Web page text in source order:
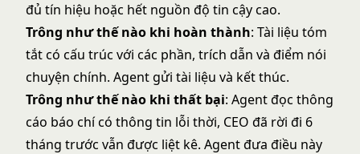
đủ tín hiệu hoặc hết nguồn độ tin cậy cao.
Trông như thế nào khi hoàn thành: Tài liệu tóm
tắt có cấu trúc với các phần, trích dẫn và điểm nói
chuyện chính. Agent gửi tài liệu và kết thúc.
Trông như thế nào khi thất bại: Agent đọc thông
cáo báo chí có thông tin lỗi thời, CEO đã rời đi 6
tháng trước vẫn được liệt kê. Agent đưa điều này